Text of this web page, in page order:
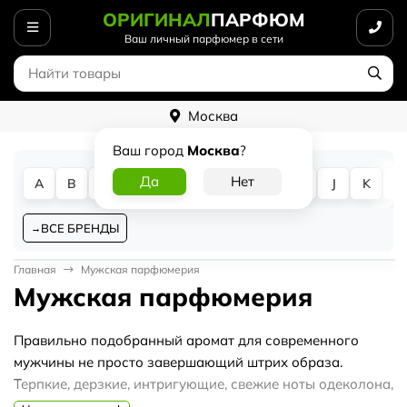
ОРИГИНАЛПАРФЮМ
Ваш личный парфюмер в сети
Москва
Ваш город Москва?
A B D G J K
ВСЕ БРЕНДЫ
Главная Мужская парфюмерия
Мужская парфюмерия
Правильно подобранный аромат для современного
мужчины не просто завершающий штрих образа.
Терпкие, дерзкие, интригующие, свежие ноты одеколона,